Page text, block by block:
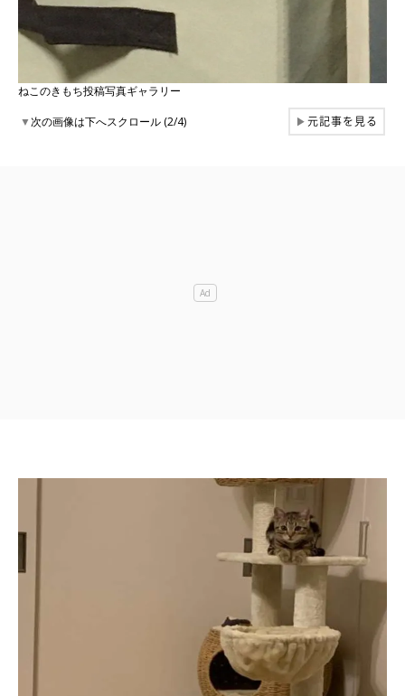
ねこのきもち投稿写真ギャラリー
▼次の画像は下へスクロール (2/4) ▶元記事を見る